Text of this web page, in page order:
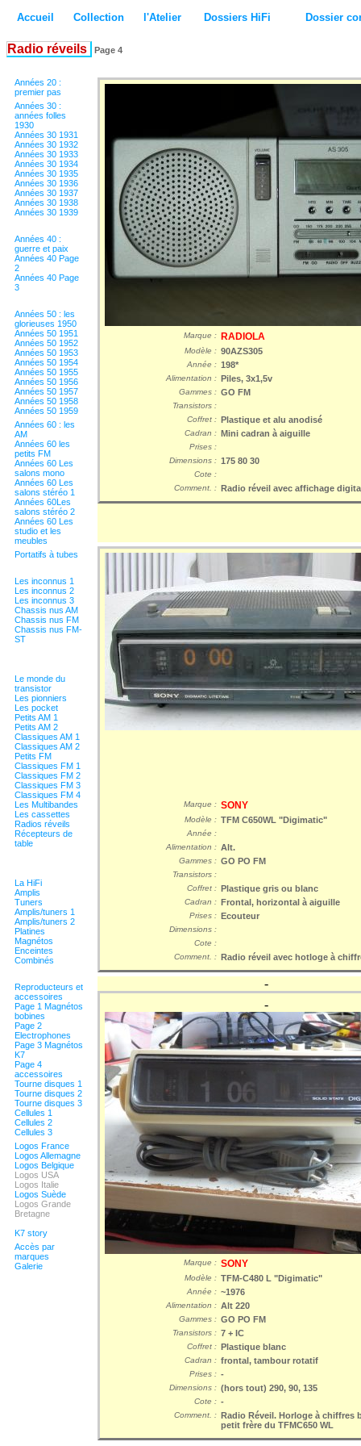
Accueil Collection l'Atelier Dossiers HiFi Dossier
Radio réveils Page 4
Années 20 :
premier pas
Années 30 :
années folles
1930
Années 30 1931
Années 30 1932
Années 30 1933
Années 30 1934
Années 30 1935
Années 30 1936
Années 30 1937
Années 30 1938
Années 30 1939
Années 40 :
guerre et paix
Années 40 Page
2
Années 40 Page
3
Années 50 : les
glorieuses 1950
Années 50 1951
Années 50 1952
Années 50 1953
Années 50 1954
Années 50 1955
Années 50 1956
Années 50 1957
Années 50 1958
Années 50 1959
Années 60 : les
AM
Années 60 les
petits FM
Années 60 Les
salons mono
Années 60 Les
salons stéréo 1
Années 60Les
salons stéréo 2
Années 60 Les
studio et les
meubles
Portatifs à tubes
Les inconnus 1
Les inconnus 2
Les inconnus 3
Chassis nus AM
Chassis nus FM
Chassis nus FM-
ST
Le monde du
transistor
Les pionniers
Les pocket
Petits AM 1
Petits AM 2
Classiques AM 1
Classiques AM 2
Petits FM
Classiques FM 1
Classiques FM 2
Classiques FM 3
Classiques FM 4
Les Multibandes
Les cassettes
Radios réveils
Récepteurs de
table
La HiFi
Amplis
Tuners
Amplis/tuners 1
Amplis/tuners 2
Platines
Magnétos
Enceintes
Combinés
Reproducteurs et
accessoires
Page 1 Magnétos
bobines
Page 2
Electrophones
Page 3 Magnétos
K7
Page 4
accessoires
Tourne disques 1
Tourne disques 2
Tourne disques 3
Cellules 1
Cellules 2
Cellules 3
Logos France
Logos Allemagne
Logos Belgique
Logos USA
Logos Italie
Logos Suède
Logos Grande
Bretagne
K7 story
Accès par
marques
Galerie
Marque : RADIOLA
Modèle : 90AZS305
Année : 198*
Alimentation : Piles, 3x1,5v
Gammes : GO FM
Transistors :
Coffret : Plastique et alu anodisé
Cadran : Mini cadran à aiguille
Prises :
Dimensions : 175 80 30
Cote :
Comment. : Radio réveil avec affichage
Marque : SONY
Modèle : TFM C650WL "Digimatic"
Année :
Alimentation : Alt.
Gammes : GO PO FM
Transistors :
Coffret : Plastique gris ou blanc
Cadran : Frontal, horizontal à aiguille
Prises : Ecouteur
Dimensions :
Cote :
Comment. : Radio réveil avec hotloge à
-
-
Marque : SONY
Modèle : TFM-C480 L "Digimatic"
Année : ~1976
Alimentation : Alt 220
Gammes : GO PO FM
Transistors : 7 + IC
Coffret : Plastique blanc
Cadran : frontal, tambour rotatif
Prises : -
Dimensions : (hors tout) 290, 90, 135
Cote : -
Comment. : Radio Réveil. Horloge à chiffres
petit frère du TFMC650 WL